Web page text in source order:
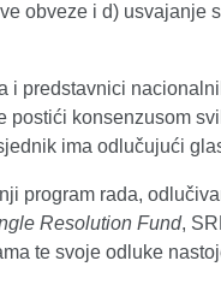
obveze i d) usvajanje
i predstavnici
konsenzusom
ima odlučujući
program rada,
Resolution Fund,
te svoje odluke